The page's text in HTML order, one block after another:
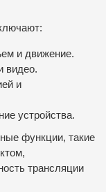
и движение.
видео.
и
устройства.
функции, такие
трансляции